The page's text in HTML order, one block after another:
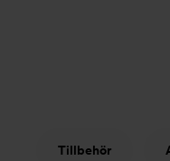
Tillbehör